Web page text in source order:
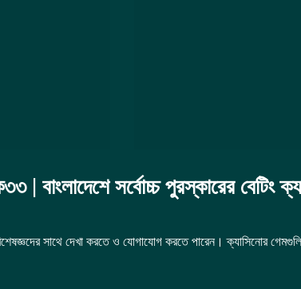
| বাংলাদেশে সর্বোচ্চ পুরস্কারের বেটিং
সাথে দেখা করতে ও যোগাযোগ করতে পারেন। ক্যাসিনোর